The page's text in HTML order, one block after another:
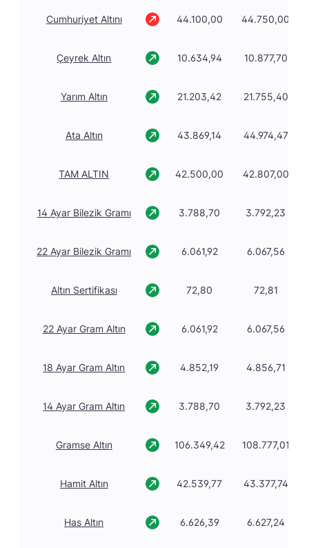
Cumhuriyet Altını 44.100,00 44.750,00
Çeyrek Altın 10.634,94 10.877,70
Yarım Altın 21.203,42 21.755,40
Ata Altın 43.869,14 44.974,47
TAM ALTIN 42.500,00 42.807,00
14 Ayar Bilezik Gramı 3.788,70 3.792,23
22 Ayar Bilezik Gramı 6.061,92 6.067,56
Altın Sertifikası 72,80 72,81
22 Ayar Gram Altın 6.061,92 6.067,56
18 Ayar Gram Altın 4.852,19 4.856,71
14 Ayar Gram Altın 3.788,70 3.792,23
Gramse Altın 106.349,42 108.777,01
Hamit Altın 42.539,77 43.377,74
Has Altın 6.626,39 6.627,24